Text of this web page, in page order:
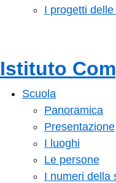
I progetti delle
Istituto
Scuola
Panoramica
Presentazione
I luoghi
Le persone
I numeri della